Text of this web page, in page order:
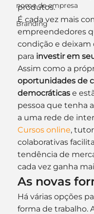
nome de empresa
Branding
produtos.
É cada vez mais
empreendedores
condição e deixam
para investir em
Assim como a
oportunidades de
democráticas e
pessoa que tenha
a uma rede de
Cursos online,
colaborativas
tendência de
cada vez ganha
As novas
Há várias opções
forma de trabalho.